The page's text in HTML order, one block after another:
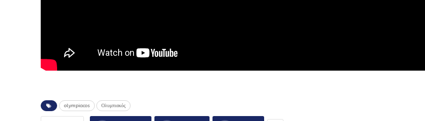
olympiacos Ολυμπιακός